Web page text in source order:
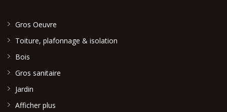
Gros Oeuvre
Toiture, plafonnage & isolation
Bois
Gros sanitaire
Jardin
Afficher plus